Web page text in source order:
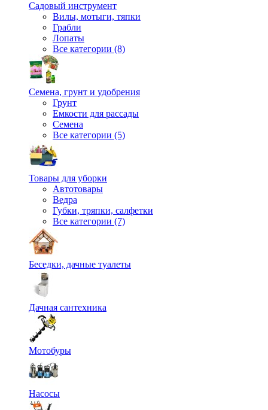
Садовый инструмент
Вилы, мотыги, тяпки
Грабли
Лопаты
Все категории (8)
Семена, грунт и удобрения
Грунт
Емкости для рассады
Семена
Все категории (5)
Товары для уборки
Автотовары
Ведра
Губки, тряпки, салфетки
Все категории (7)
Беседки, дачные туалеты
Дачная сантехника
Мотобуры
Насосы